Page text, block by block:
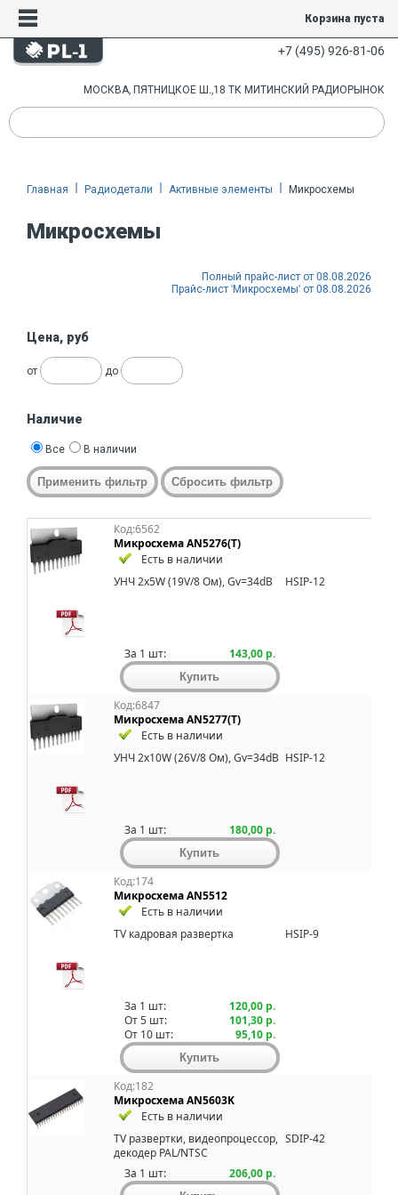
Корзина пуста
+7 (495) 926-81-06
МОСКВА, ПЯТНИЦКОЕ Ш.,18 ТК МИТИНСКИЙ РАДИОРЫНОК
Главная Радиодетали Активные элементы Микросхемы
Микросхемы
Полный прайс-лист от 08.08.2026
Прайс-лист 'Микросхемы' от 08.08.2026
Цена, руб
от до
Наличие
Все В наличии
Код:6562
Микросхема AN5276(T)
Есть в наличии
УНЧ 2x5W (19V/8 Ом), Gv=34dB
HSIP-12
За 1 шт: 143,00 р.
Код:6847
Микросхема AN5277(T)
Есть в наличии
УНЧ 2x10W (26V/8 Ом), Gv=34dB HSIP-12
За 1 шт: 180,00 р.
Код:174
Микросхема AN5512
Есть в наличии
TV кадpовая pазвеpтка
HSIP-9
За 1 шт:
120,00 р.
От 5 шт:
101,30 р.
От 10 шт:
95,10 р.
Код:182
Микросхема AN5603K
Есть в наличии
TV pазвеpтки, видеопроцессор,
декодер PAL/NTSC
SDIP-42
За 1 шт: 206,00 р.